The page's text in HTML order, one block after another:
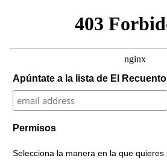
Apúntate a la lista de El Recuento
Permisos
Selecciona la manera en la que quieres